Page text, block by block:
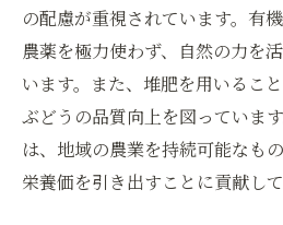
の配慮が重視されています。有
農薬を極力使わず、自然の力を
います。また、堆肥を用いるこ
ぶどうの品質向上を図っていま
は、地域の農業を持続可能なも
栄養価を引き出すことに貢献して